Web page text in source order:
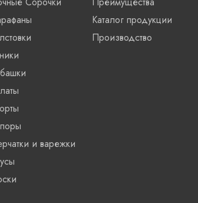
и варежки
Каталог продукции
Производство